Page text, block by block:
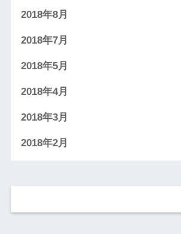
2018年8月
2018年7月
2018年5月
2018年4月
2018年3月
2018年2月